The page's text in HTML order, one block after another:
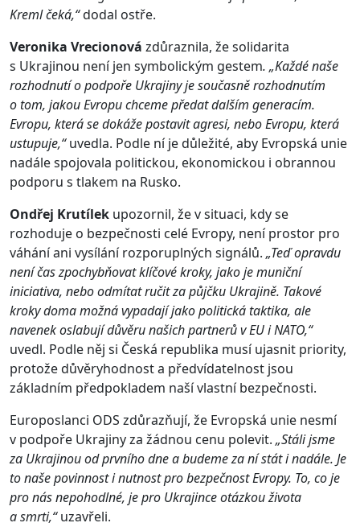
Kreml čeká,“dodal ostře.
Veronika Vrecionová zdůraznila, že solidarita
s Ukrajinou není jen symbolickým gestem. „Každé naše
rozhodnutí o podpoře Ukrajiny je současně rozhodnutím
o tom, jakou Evropu chceme předat dalším generacím.
Evropu, která se dokáže postavit agresi, nebo Evropu, která
ustupuje,“uvedla. Podle ní je důležité, aby Evropská unie
nadále spojovala politickou, ekonomickou i obrannou
podporu s tlakem na Rusko.
Ondřej Krutílek upozornil, že v situaci, kdy se
rozhoduje o bezpečnosti celé Evropy, není prostor pro
váhání ani vysílání rozporuplných signálů. „Teď opravdu
není čas zpochybňovat klíčové kroky, jako je muniční
iniciativa, nebo odmítat ručit za půjčku Ukrajině. Takové
kroky doma možná vypadají jako politická taktika, ale
navenek oslabují důvěru našich partnerů v EU i NATO,“
uvedl. Podle něj si Česká republika musí ujasnit priority,
protože důvěryhodnost a předvídatelnost jsou
základním předpokladem naší vlastní bezpečnosti.
Europoslanci ODS zdůrazňují, že Evropská unie nesmí
v podpoře Ukrajiny za žádnou cenu polevit. „Stáli jsme
za Ukrajinou od prvního dne a budeme za ní stát i nadále. Je
to naše povinnost i nutnost pro bezpečnost Evropy. To, co je
pro nás nepohodlné, je pro Ukrajince otázkou života
a smrti,“uzavřeli.